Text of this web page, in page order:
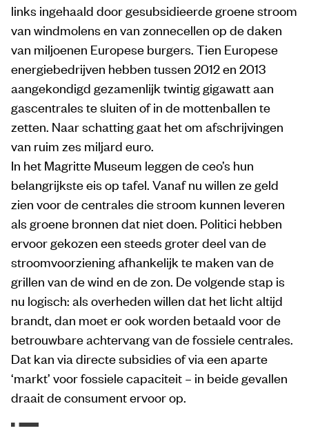
links ingehaald door gesubsidieerde groene stroom
van windmolens en van zonnecellen op de daken
van miljoenen Europese burgers. Tien Europese
energiebedrijven hebben tussen 2012 en 2013
aangekondigd gezamenlijk twintig gigawatt aan
gascentrales te sluiten of in de mottenballen te
zetten. Naar schatting gaat het om afschrijvingen
van ruim zes miljard euro.
In het Magritte Museum leggen de ceo’s hun
belangrijkste eis op tafel. Vanaf nu willen ze geld
zien voor de centrales die stroom kunnen leveren
als groene bronnen dat niet doen. Politici hebben
ervoor gekozen een steeds groter deel van de
stroomvoorziening afhankelijk te maken van de
grillen van de wind en de zon. De volgende stap is
nu logisch: als overheden willen dat het licht altijd
brandt, dan moet er ook worden betaald voor de
betrouwbare achtervang van de fossiele centrales.
Dat kan via directe subsidies of via een aparte
‘markt’ voor fossiele capaciteit – in beide gevallen
draait de consument ervoor op.